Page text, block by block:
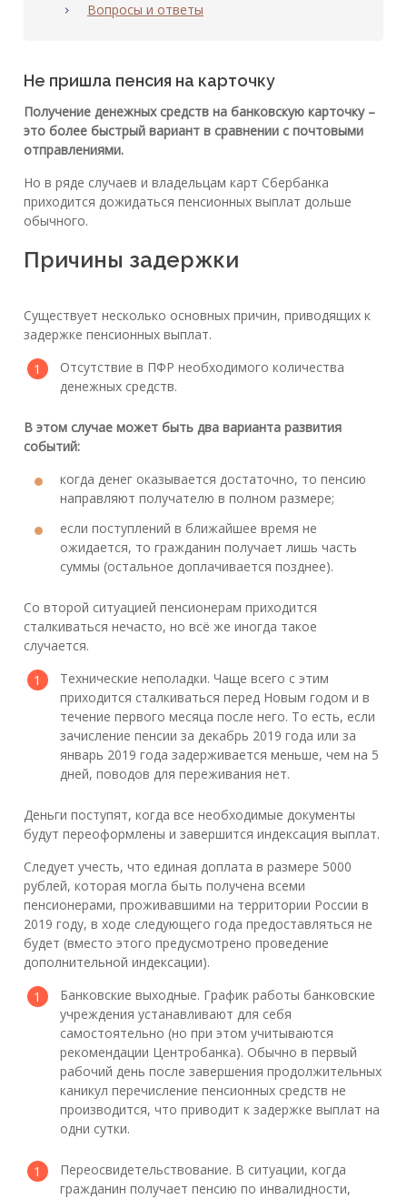
Вопросы и ответы
Не пришла пенсия на карточку
Получение денежных средств на банковскую карточку –
это более быстрый вариант в сравнении с почтовыми
отправлениями.
Но в ряде случаев и владельцам карт Сбербанка
приходится дожидаться пенсионных выплат дольше
обычного.
Причины задержки
Существует несколько основных причин, приводящих к
задержке пенсионных выплат.
Отсутствие в ПФР необходимого количества
денежных средств.
В этом случае может быть два варианта развития
событий:
когда денег оказывается достаточно, то пенсию
направляют получателю в полном размере;
если поступлений в ближайшее время не
ожидается, то гражданин получает лишь часть
суммы (остальное доплачивается позднее).
Со второй ситуацией пенсионерам приходится
сталкиваться нечасто, но всё же иногда такое
случается.
Технические неполадки. Чаще всего с этим
приходится сталкиваться перед Новым годом и в
течение первого месяца после него. То есть, если
зачисление пенсии за декабрь 2019 года или за
январь 2019 года задерживается меньше, чем на 5
дней, поводов для переживания нет.
Деньги поступят, когда все необходимые документы
будут переоформлены и завершится индексация выплат.
Следует учесть, что единая доплата в размере 5000
рублей, которая могла быть получена всеми
пенсионерами, проживавшими на территории России в
2019 году, в ходе следующего года предоставляться не
будет (вместо этого предусмотрено проведение
дополнительной индексации).
Банковские выходные. График работы банковские
учреждения устанавливают для себя
самостоятельно (но при этом учитываются
рекомендации Центробанка). Обычно в первый
рабочий день после завершения продолжительных
каникул перечисление пенсионных средств не
производится, что приводит к задержке выплат на
одни сутки.
Переосвидетельствование. В ситуации, когда
гражданин получает пенсию по инвалидности,